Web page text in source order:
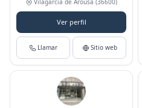
Vilagarcía de Arousa (36600)
Ver perfil
Llamar Sitio web